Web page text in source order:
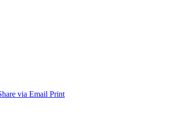
via Email Print